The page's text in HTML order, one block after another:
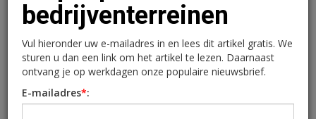
Gelderland pompt
miljoenen in bestrijding
verpauperde
bedrijventerreinen
bedrijventerreinen
Vul hieronder uw e-mailadres in en lees dit artikel gratis. We
sturen u dan een link om het artikel te lezen. Daarnaast
ontvang je op werkdagen onze populaire nieuwsbrief.
E-mailadres*: